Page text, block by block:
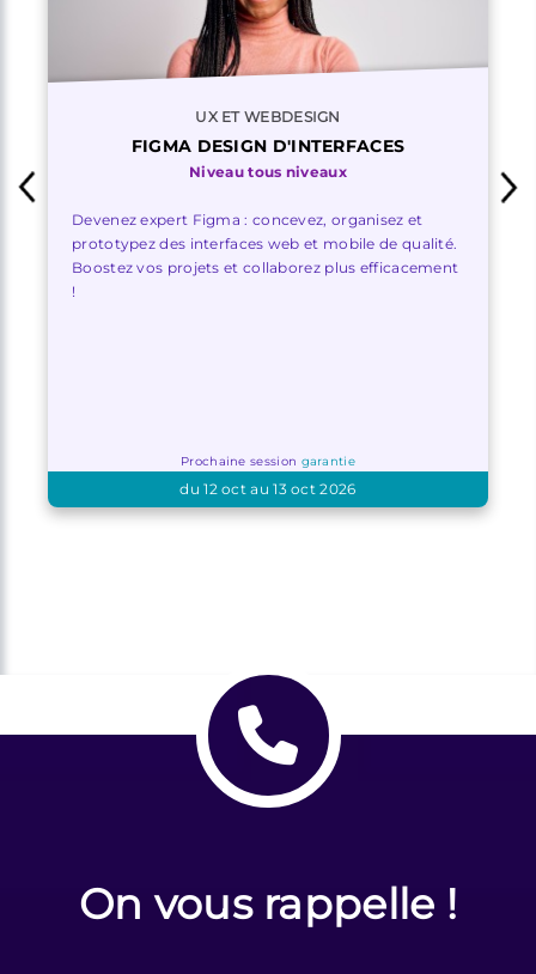
UX ET WEBDESIGN
FIGMA DESIGN D'INTERFACES
Niveau tous niveaux
Devenez expert Figma : concevez, organisez et
prototypez des interfaces web et mobile de qualité.
Boostez vos projets et collaborez plus efficacement
!
Prochaine session garantie
du 12 oct au 13 oct 2026
On vous rappelle !